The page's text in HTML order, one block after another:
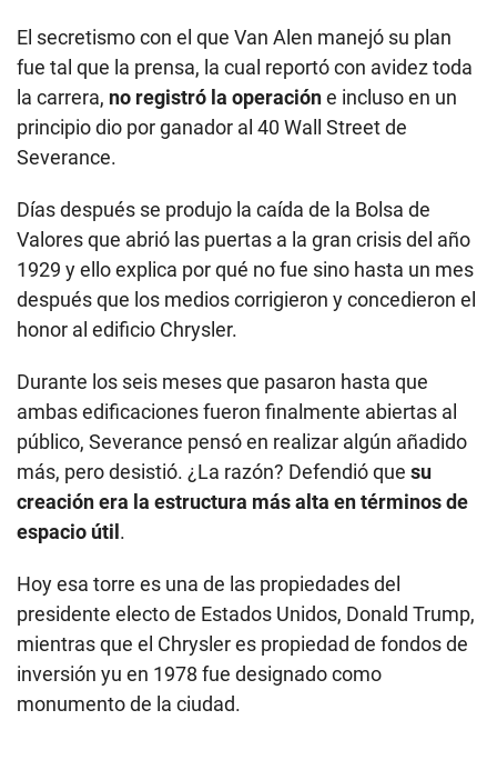
El secretismo con el que Van Alen manejó su plan
fue tal que la prensa, la cual reportó con avidez toda
la carrera, no registró la operacióne incluso en un
principio dio por ganador al 40 Wall Street de
Severance.
Días después se produjo la caída de la Bolsa de
Valores que abrió las puertas a la gran crisis del año
1929 y ello explica por qué no fue sino hasta un mes
después que los medios corrigieron y concedieron el
honor al edificio Chrysler.
Durante los seis meses que pasaron hasta que
ambas edificaciones fueron finalmente abiertas al
público, Severance pensó en realizar algún añadido
más, pero desistió. ¿La razón? Defendió que su
creación era la estructura más alta en términos de
espacio útil .
Hoy esa torre es una de las propiedades del
presidente electo de Estados Unidos, Donald Trump,
mientras que el Chrysler es propiedad de fondos de
inversión yu en 1978 fue designado como
monumento de la ciudad.